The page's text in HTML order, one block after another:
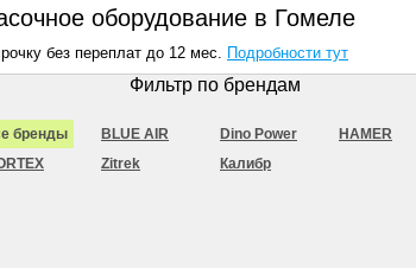
оборудование в Гомеле
без переплат до 12 мес. Подробности тут
Фильтр по брендам
бренды BLUE AIR Dino Power
HAMER
Zitrek Калибр